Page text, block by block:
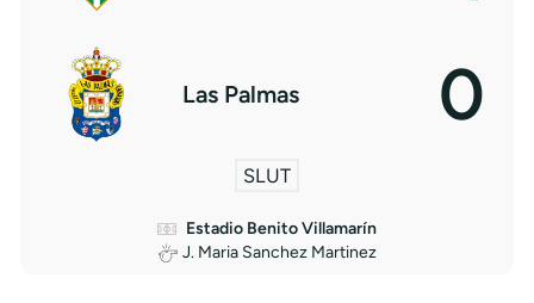
Las Palmas 0
SLUT
Estadio Benito Villamarín
J. Maria Sanchez Martinez